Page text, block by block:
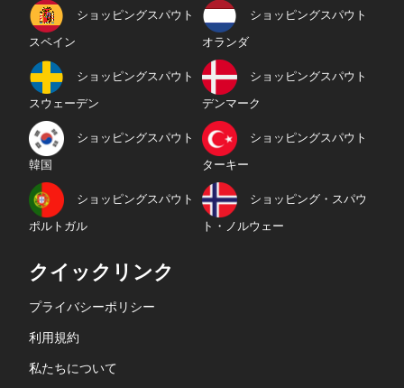
ショッピングスパウト
スペイン
ショッピングスパウト
オランダ
ショッピングスパウト
スウェーデン
ショッピングスパウト
デンマーク
ショッピングスパウト
韓国
ショッピングスパウト
ターキー
ショッピングスパウト
ポルトガル
ショッピング・スパウ
ト・ノルウェー
クイックリンク
プライバシーポリシー
利用規約
私たちについて